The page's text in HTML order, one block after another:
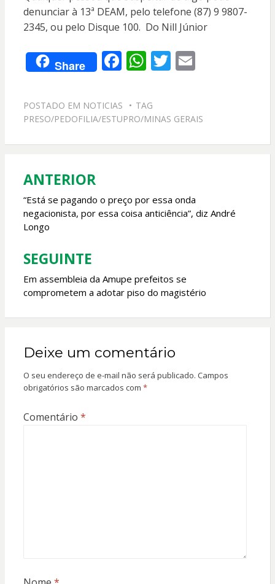
denunciar à 13ª DEAM, pelo telefone (87) 9 9807-
2345, ou pelo Disque 100. Do Nill Júnior
Share F
e
b
o
W
at
s
A
T
er
E
l
POSTADO EM NOTICIAS
TAG
PRESO/PEDOFILIA/ESTUPRO/MINAS GERAIS
Navegação
de
Post
ANTERIOR
“Está se pagando o preço por essa onda
negacionista, por essa coisa anticiência”, diz André
Longo
SEGUINTE
Em assembleia da Amupe prefeitos se
comprometem a adotar piso do magistério
Deixe um comentário
O seu endereço de e-mail não será publicado. Campos
obrigatórios são marcados com *
Comentário *